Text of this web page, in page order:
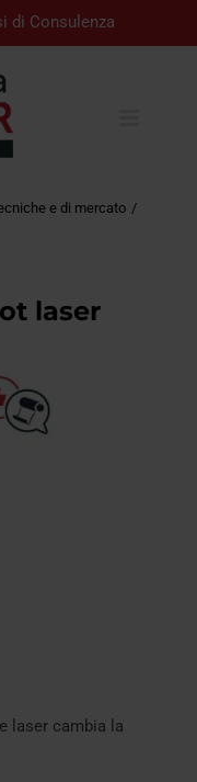
di Consulenza
e di mercato
laser
laser cambia la